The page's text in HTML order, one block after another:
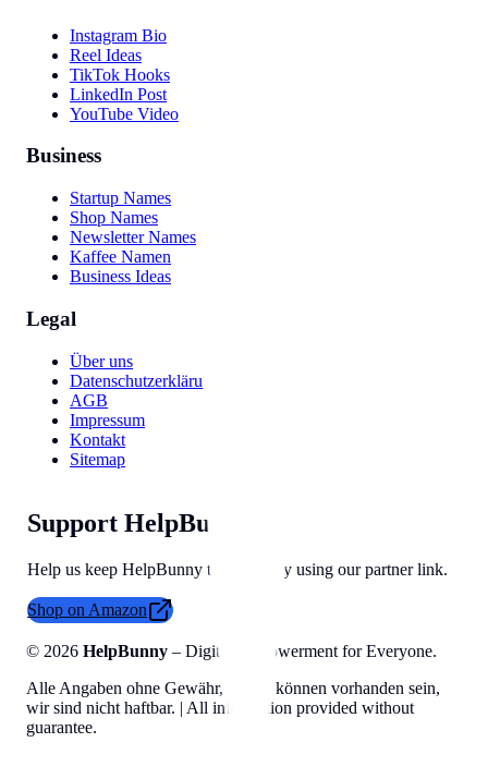
Instagram Bio
Reel Ideas
TikTok Hooks
LinkedIn Post
YouTube Video
Business
Startup Names
Shop Names
Newsletter Names
Kaffee Namen
Business Ideas
Legal
Über uns
Datenschutzerklärung
AGB
Impressum
Kontakt
Sitemap
Support HelpBunny
Help us keep HelpBunny tools free by using our partner link.
Shop on Amazon
© 2026 HelpBunny – Digital Empowerment for Everyone.
Alle Angaben ohne Gewähr, Fehler können vorhanden sein,
wir sind nicht haftbar. | All information provided without
guarantee.